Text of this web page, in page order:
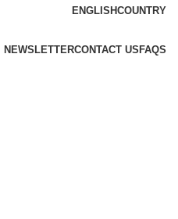
ENGLISHCOUNTRY
NEWSLETTERCONTACT US FAQS